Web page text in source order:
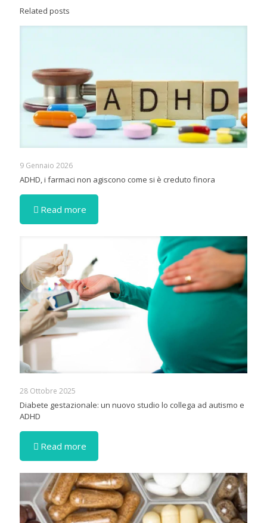
Related posts
9 Gennaio 2026
ADHD, i farmaci non agiscono come si è creduto finora
Read more
28 Ottobre 2025
Diabete gestazionale: un nuovo studio lo collega ad autismo e
ADHD
Read more